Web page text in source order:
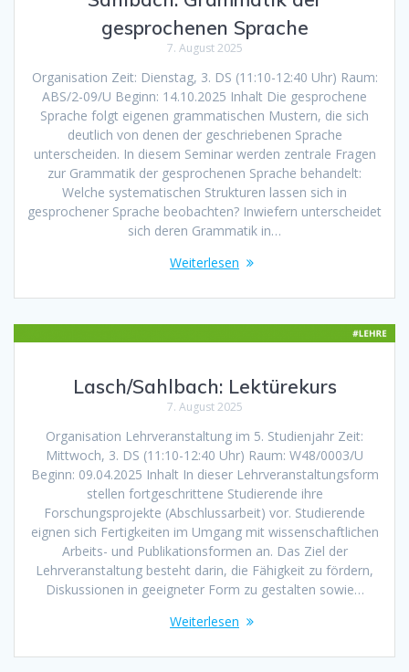
gesprochenen Sprache
7. August 2025
Organisation Zeit: Dienstag, 3. DS (11:10-12:40 Uhr) Raum:
ABS/2-09/U Beginn: 14.10.2025 Inhalt Die gesprochene
Sprache folgt eigenen grammatischen Mustern, die sich
deutlich von denen der geschriebenen Sprache
unterscheiden. In diesem Seminar werden zentrale Fragen
zur Grammatik der gesprochenen Sprache behandelt:
Welche systematischen Strukturen lassen sich in
gesprochener Sprache beobachten? Inwiefern unterscheidet
sich deren Grammatik in…
Weiterlesen
Lasch/Sahlbach: Lektürekurs
7. August 2025
Organisation Lehrveranstaltung im 5. Studienjahr Zeit:
Mittwoch, 3. DS (11:10-12:40 Uhr) Raum: W48/0003/U
Beginn: 09.04.2025 Inhalt In dieser Lehrveranstaltungsform
stellen fortgeschrittene Studierende ihre
Forschungsprojekte (Abschlussarbeit) vor. Studierende
eignen sich Fertigkeiten im Umgang mit wissenschaftlichen
Arbeits- und Publikationsformen an. Das Ziel der
Lehrveranstaltung besteht darin, die Fähigkeit zu fördern,
Diskussionen in geeigneter Form zu gestalten sowie…
Weiterlesen